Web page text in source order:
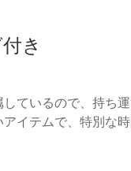
き
ているので、持ち
イテムで、特別な